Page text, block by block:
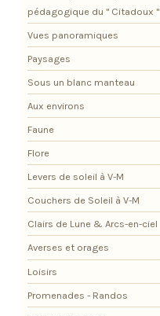
pédagogique du " Citadoux "
Vues panoramiques
Paysages
Sous un blanc manteau
Aux environs
Faune
Flore
Levers de soleil à V-M
Couchers de Soleil à V-M
Clairs de Lune & Arcs-en-ciel
Averses et orages
Loisirs
Promenades - Randos